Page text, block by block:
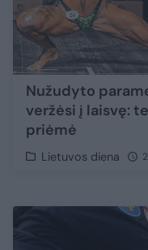
Nužudyto
veržėsi į laisvę:
priėmė
Lietuvos diena